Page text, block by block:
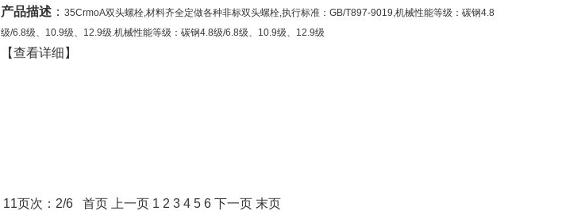
产品描述 ： 35CrmoA双头螺栓,材料齐全定做各种非标双头螺栓,执行标准：GB/T897-9019,机械性能等级：碳钢4.8
级/6.8级、10.9级、12.9级.机械性能等级：碳钢4.8级/6.8级、10.9级、12.9级
【查看详细】
11页次：2/6 首页 上一页 1 2 3 4 5 6 下一页 末页